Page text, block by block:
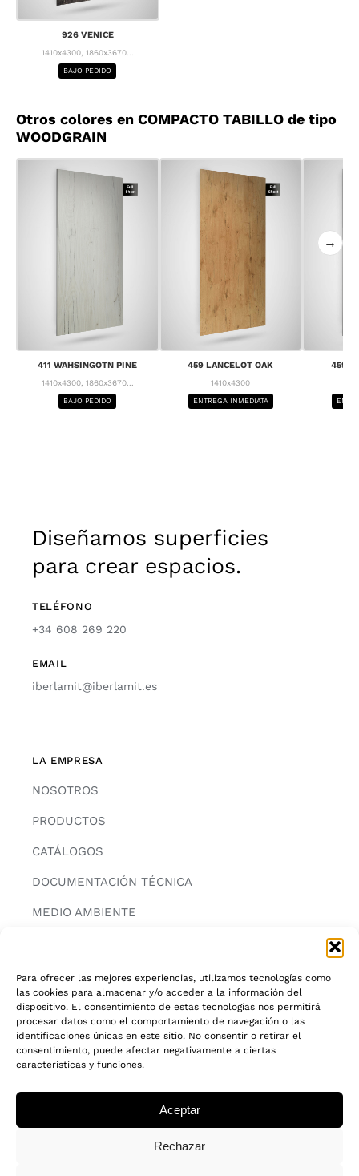
Para ofrecer las mejores experiencias, utilizamos tecnologías como
las cookies para almacenar y/o acceder a la información del
dispositivo. El consentimiento de estas tecnologías nos permitirá
procesar datos como el comportamiento de navegación o las
identificaciones únicas en este sitio. No consentir o retirar el
consentimiento, puede afectar negativamente a ciertas
características y funciones.
Aceptar
Rechazar
926 VENICE
1410x4300, 1860x3670...
BAJO PEDIDO
Otros colores en COMPACTO TABILLO de tipo
WOODGRAIN
411 WAHSINGOTN PINE
1410x4300, 1860x3670...
BAJO PEDIDO
459 LANCELOT OAK
1410x4300
ENTREGA INMEDIATA
459
→
Diseñamos superficies
para crear espacios.
TELÉFONO
+34 608 269 220
EMAIL
iberlamit@iberlamit.es
LA EMPRESA
NOSOTROS
PRODUCTOS
CATÁLOGOS
DOCUMENTACIÓN TÉCNICA
MEDIO AMBIENTE
INFORMACIÓN
AVISO LEGAL
POLITICA DE PRIVACIDAD
CADENA DE CUSTODIA FSC®